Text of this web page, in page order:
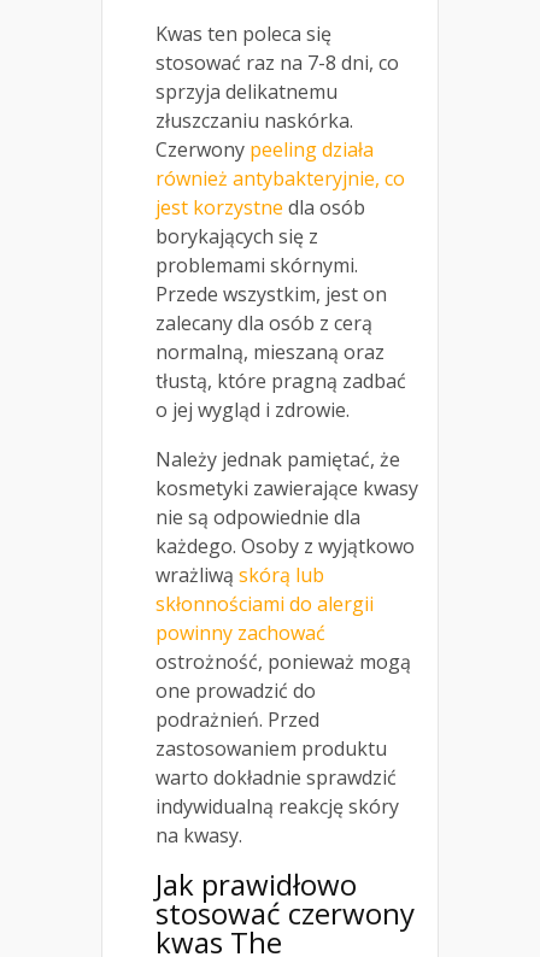
Kwas ten poleca się
stosować raz na 7-8 dni, co
sprzyja delikatnemu
złuszczaniu naskórka.
Czerwony peeling działa
również antybakteryjnie, co
jest korzystne dla osób
borykających się z
problemami skórnymi.
Przede wszystkim, jest on
zalecany dla osób z cerą
normalną, mieszaną oraz
tłustą, które pragną zadbać
o jej wygląd i zdrowie.
Należy jednak pamiętać, że
kosmetyki zawierające kwasy
nie są odpowiednie dla
każdego. Osoby z wyjątkowo
wrażliwą skórą lub
skłonnościami do alergii
powinny zachować
ostrożność, ponieważ mogą
one prowadzić do
podrażnień. Przed
zastosowaniem produktu
warto dokładnie sprawdzić
indywidualną reakcję skóry
na kwasy.
Jak prawidłowo
stosować czerwony
kwas The